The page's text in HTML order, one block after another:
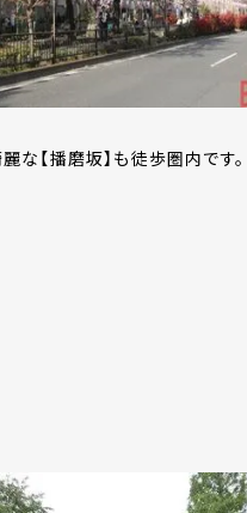
な【播磨坂】も徒歩圏内です。